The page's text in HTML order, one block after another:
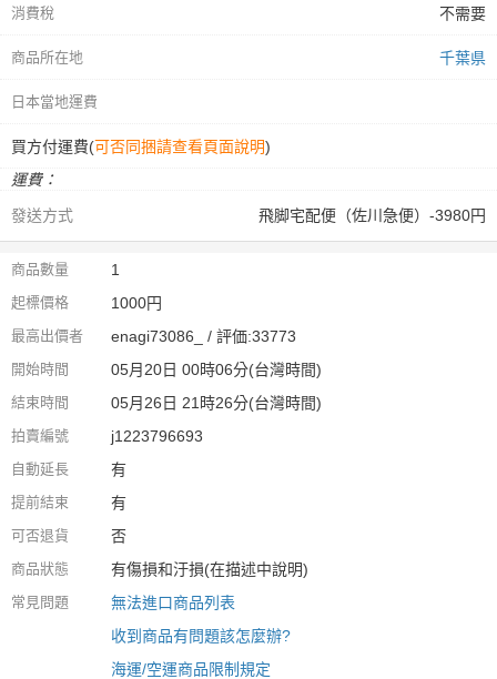
消費稅 不需要
商品所在地 千葉県
日本當地運費
買方付運費(可否同捆請查看頁面說明)
運費：
發送方式
飛脚宅配便（佐川急便）-3980円
商品數量 1
起標價格 1000円
最高出價者 enagi73086_ / 評価:33773
開始時間 05月20日 00時06分(台灣時間)
結束時間 05月26日 21時26分(台灣時間)
拍賣編號 j1223796693
自動延長 有
提前結束 有
可否退貨 否
商品狀態 有傷損和汙損(在描述中說明)
常見問題
無法進口商品列表
收到商品有問題該怎麼辦?
海運/空運商品限制規定